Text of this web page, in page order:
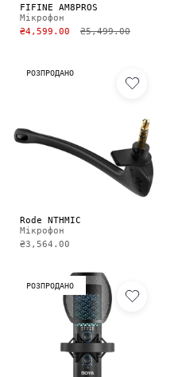
FIFINE AM8PROS
Мікрофон
₴4,599.00
₴5,499.00
РОЗПРОДАНО
Rode NTHMIC
Мікрофон
₴3,564.00
РОЗПРОДАНО